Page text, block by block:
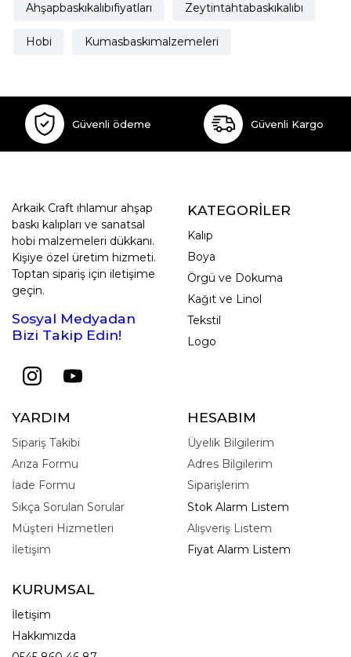
Ahşapbaskıkalıbıfiyatları Zeytintahtabaskıkalıbı
Hobi Kumasbaskımalzemeleri
Güvenli ödeme Güvenli Kargo
Arkaik Craft ıhlamur ahşap
baskı kalıpları ve sanatsal
hobi malzemeleri dükkanı.
Kişiye özel üretim hizmeti.
Toptan sipariş için iletişime
geçin.
Sosyal Medyadan
Bizi Takip Edin!
KATEGORİLER
Kalıp
Boya
Örgü ve Dokuma
Kağıt ve Linol
Tekstil
Logo
YARDIM
Sipariş Takibi
Arıza Formu
İade Formu
Sıkça Sorulan Sorular
Müşteri Hizmetleri
İletişim
HESABIM
Üyelik Bilgilerim
Adres Bilgilerim
Siparişlerim
Stok Alarm Listem
Alışveriş Listem
Fiyat Alarm Listem
KURUMSAL
İletişim
Hakkımızda